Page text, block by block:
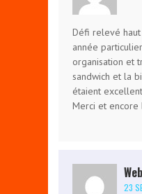
Défi relevé
année
organisation et
sandwich et la
étaient
Merci et encore
23